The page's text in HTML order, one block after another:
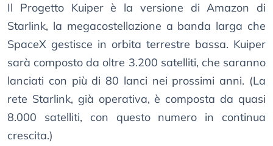
Il Progetto Kuiper è la versione di Amazon di
Starlink, la megacostellazione a banda larga che
SpaceX gestisce in orbita terrestre bassa. Kuiper
sarà composto da oltre 3.200 satelliti, che saranno
lanciati con più di 80 lanci nei prossimi anni. (La
rete Starlink, già operativa, è composta da quasi
8.000 satelliti, con questo numero in continua
crescita.)